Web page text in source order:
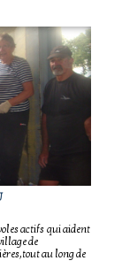
actifs qui aident
de
au long de